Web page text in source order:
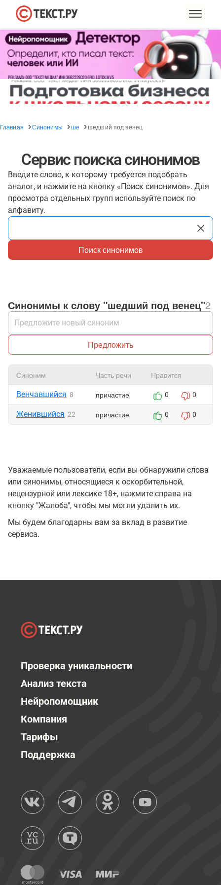
Главная Синонимы ше шедший под венец
Сервис поиска синонимов
Введите слово, к которому требуется подобрать
аналог, и нажмите на кнопку «Поиск синонимов». Для
просмотра отдельных групп используйте поиск по
алфавиту.
Поиск синонимов
Синонимы к слову "шедший под венец"2
Предложить
Синоним Часть речи Нравится
Венчавшийся 8 причастие 0 0
Женившийся 22 причастие 0 0
Уважаемые пользователи, если вы обнаружили слова
или синонимы, относящиеся к оскорбительной,
нецензурной или лексике 18+, нажмите справа на
кнопку "Жалоба", чтобы мы могли удалить их.
Мы будем благодарны вам за вклад в развитие
сервиса.
Проверка уникальности
Анализ текста
Нейропомощник
Компания
Тарифы
Поддержка